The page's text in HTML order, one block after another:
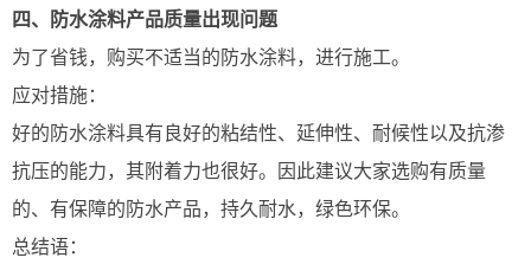
四、防水涂料产品质量出现问题
为了省钱，购买不适当的防水涂料，进行施工。
应对措施：
好的防水涂料具有良好的粘结性、延伸性、耐候性以及抗渗
抗压的能力，其附着力也很好。因此建议大家选购有质量
的、有保障的防水产品，持久耐水，绿色环保。
总结语：